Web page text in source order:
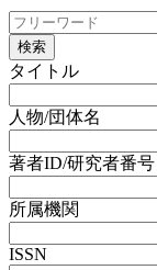
検索
タイトル
人物/団体名
著者ID/研究者番号
所属機関
ISSN